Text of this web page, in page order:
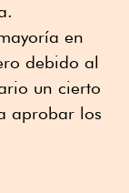
en
debido al
un cierto
aprobar los